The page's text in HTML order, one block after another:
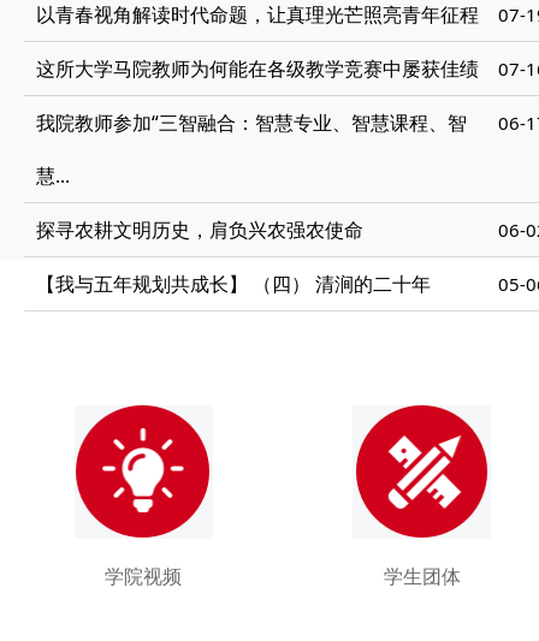
07-
以青春视角解读时代命题，让真理光芒照亮青年征程
07-
这所大学马院教师为何能在各级教学竞赛中屡获佳绩
06-
我院教师参加“三智融合：智慧专业、智慧课程、智
慧...
06-
探寻农耕文明历史，肩负兴农强农使命
05-
【我与五年规划共成长】 （四） 清涧的二十年
学院视频 学生团体